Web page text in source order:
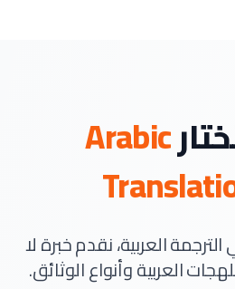
Arabic
العربية، نقدم خبرة لا
العربية وأنواع الوثائق.